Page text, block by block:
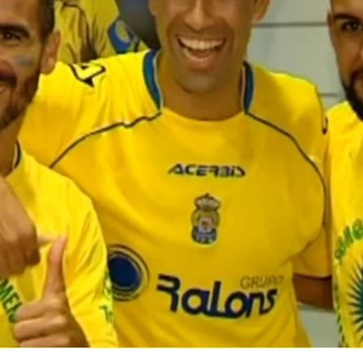
WhatsappFacebook
de Jugones Juanfe Sanz Valerón